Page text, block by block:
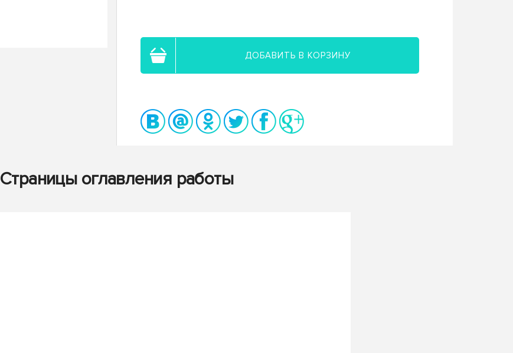
ДОБАВИТЬ В КОРЗИНУ
Страницы оглавления работы